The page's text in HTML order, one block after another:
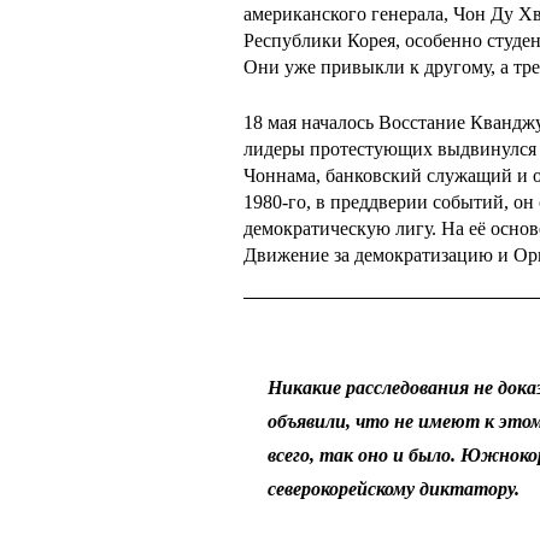
американского генерала, Чон Ду
Республики Корея, особенно
Они уже привыкли к другому, а
18 мая началось Восстание
лидеры протестующих
Чоннама, банковский служащий и
1980-го, в преддверии событий,
демократическую лигу. На её
Движение за демократизацию и
Никакие расследования не
объявили, что не имеют к
всего, так оно и было.
северокорейскому диктатору.